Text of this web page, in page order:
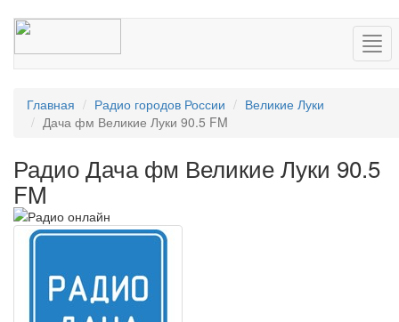
Главная Радио городов России
Великие Луки
Дача фм Великие Луки 90.5 FM
Радио Дача фм Великие Луки 90.5
FM